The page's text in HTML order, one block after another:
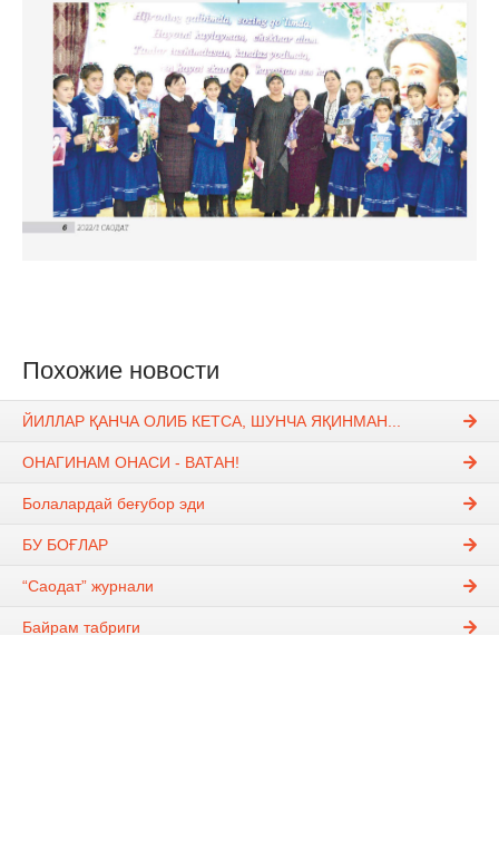
Похожие новости
ЙИЛЛАР ҚАНЧА ОЛИБ КЕТСА, ШУНЧА ЯҚИНМАН...
ОНАГИНАМ ОНАСИ - ВАТАН!
Болалардай беғубор эди
БУ БОҒЛАР
“Саодат” журнали
Байрам табриги